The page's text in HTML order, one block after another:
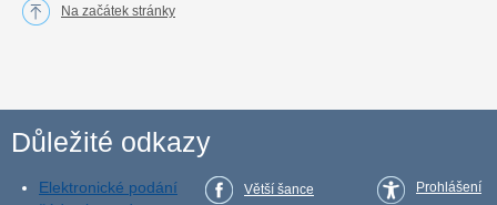
Na začátek stránky
Důležité odkazy
Elektronické podání
Větší šance
Prohlášení